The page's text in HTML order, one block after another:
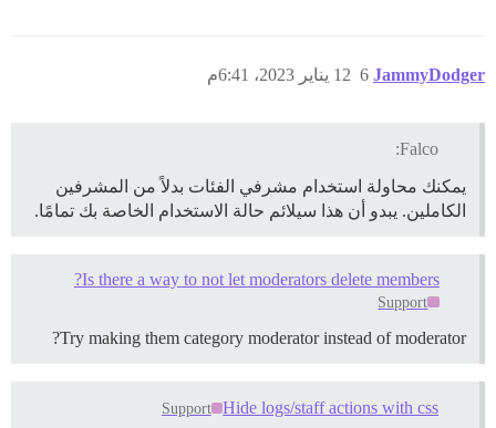
JammyDodger 12 يناير 2023، 6:41م 6
Falco:
يمكنك محاولة استخدام مشرفي الفئات بدلاً من المشرفين
الكاملين. يبدو أن هذا سيلائم حالة الاستخدام الخاصة بك تمامًا.
Is there a way to not let moderators delete members?
Support
Try making them category moderator instead of moderator?
Hide logs/staff actions with css
Support